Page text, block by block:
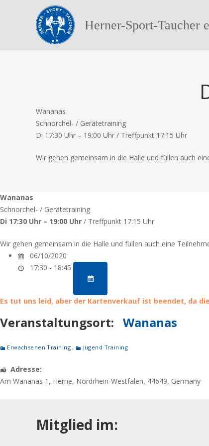
Herner-Sport-Taucher
Wananas
Schnorchel- / Gerätetraining
Di 17:30 Uhr – 19:00 Uhr / Treffpunkt 17:15 Uhr
Wir gehen gemeinsam in die Halle und füllen auch
Wananas
Schnorchel- / Gerätetraining
Di 17:30 Uhr – 19:00 Uhr / Treffpunkt 17:15 Uhr
Wir gehen gemeinsam in die Halle und füllen auch eine
06/10/2020
17:30 - 18:45
Es tut uns leid, aber der Kartenverkauf ist beendet, da
Veranstaltungsort: Wananas
Erwachsenen Training, Jugend Training
Adresse:
Am Wananas 1 , Herne, Nordrhein-Westfalen, 44649, Germany
Mitglied im: